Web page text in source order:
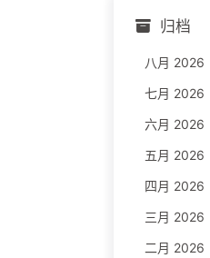
归档
八月 2026
七月 2026
六月 2026
五月 2026
四月 2026
三月 2026
二月 2026